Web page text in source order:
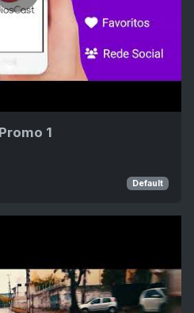
1
Default